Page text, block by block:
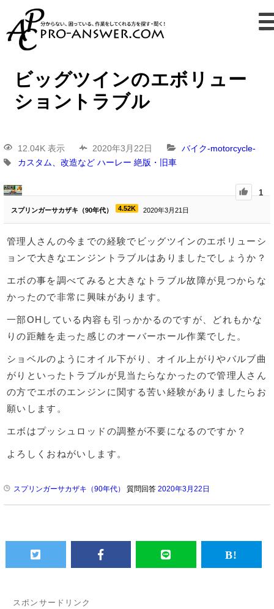
ビッグツインのエボリュー
ショントラブル
12.04K 表示 2020年3月22日
バイク-motorcycle-
カスタム、改造など ハーレー 絶版・旧車
1
スプリンガーサカザキ（90年代） 4.52K 2020年3月21日
管理人さんの今までの経験でビッグツインのエボリューシ
ョンで大きなエンジントラブルはありましたでしょうか？
エボの事を調べてみると大きなトラブル故障が見つからな
かったので非常に興味があります。
一部OHしている内容も引っかかるのですが、どれもかな
りの距離を走った感じのオーバーホール作業でした。
ショベルのようにオイル下がり、オイル上がりやバルブ曲
がりといったトラブルが見当たらなかったので管理人さん
の方でエボのエンジンに関する苦い経験がありましたらお
願いします。
エボはプッシュロッドの調整が不要になるのですか？
よろしくおねがいします。
スプリンガーサカザキ（90年代） 質問回答 2020年3月22日
スポンサードリンク